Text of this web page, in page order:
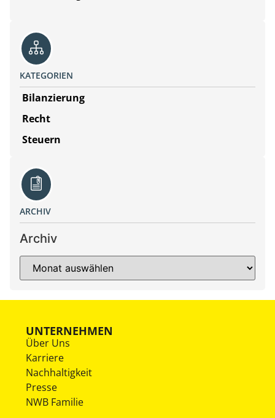
KATEGORIEN
Bilanzierung
Recht
Steuern
ARCHIV
Archiv
UNTERNEHMEN
Über Uns
Karriere
Nachhaltigkeit
Presse
NWB Familie